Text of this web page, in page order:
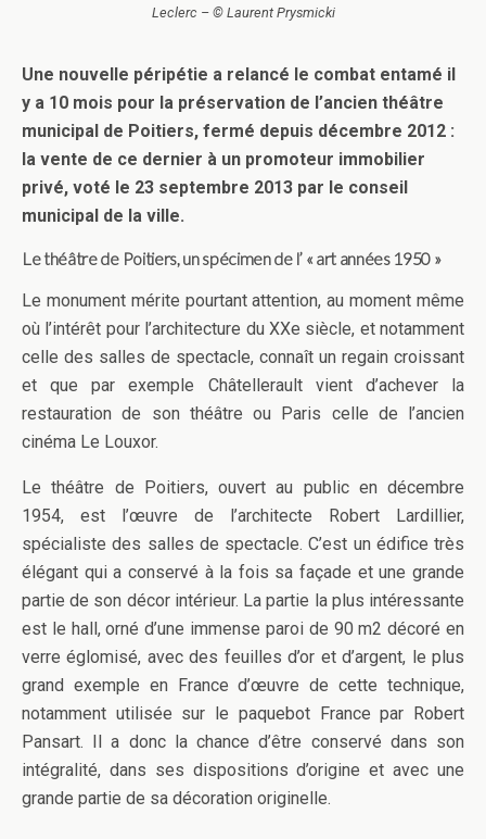
Leclerc – © Laurent Prysmicki
Une nouvelle péripétie a relancé le combat entamé il
y a 10 mois pour la préservation de l’ancien théâtre
municipal de Poitiers, fermé depuis décembre 2012 :
la vente de ce dernier à un promoteur immobilier
privé, voté le 23 septembre 2013 par le conseil
municipal de la ville.
Le théâtre de Poitiers, un spécimen de l’ « art années 1950 »
Le monument mérite pourtant attention, au moment même
où l’intérêt pour l’architecture du XXe siècle, et notamment
celle des salles de spectacle, connaît un regain croissant
et que par exemple Châtellerault vient d’achever la
restauration de son théâtre ou Paris celle de l’ancien
cinéma Le Louxor.
Le théâtre de Poitiers, ouvert au public en décembre
1954, est l’œuvre de l’architecte Robert Lardillier,
spécialiste des salles de spectacle. C’est un édifice très
élégant qui a conservé à la fois sa façade et une grande
partie de son décor intérieur. La partie la plus intéressante
est le hall, orné d’une immense paroi de 90 m2 décoré en
verre églomisé, avec des feuilles d’or et d’argent, le plus
grand exemple en France d’œuvre de cette technique,
notamment utilisée sur le paquebot France par Robert
Pansart. Il a donc la chance d’être conservé dans son
intégralité, dans ses dispositions d’origine et avec une
grande partie de sa décoration originelle.